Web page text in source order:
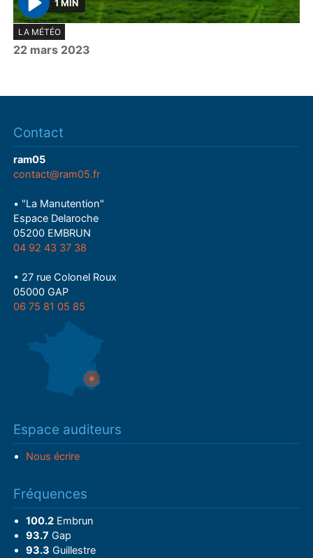
P
l
a
1 MIN
LA MÉTÉO
22 mars 2023
Contact
ram05
contact@ram05.fr
• "La Manutention"
Espace Delaroche
05200 EMBRUN
04 92 43 37 38
• 27 rue Colonel Roux
05000 GAP
06 75 81 05 85
Espace auditeurs
Nous écrire
Fréquences
100.2Embrun
93.7 Gap
93.3 Guillestre